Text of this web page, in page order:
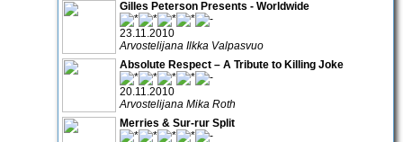
Gilles Peterson Presents - Worldwide
23.11.2010
Arvostelijana Ilkka Valpasvuo
Absolute Respect – A Tribute to Killing Joke
20.11.2010
Arvostelijana Mika Roth
Merries & Sur-rur Split